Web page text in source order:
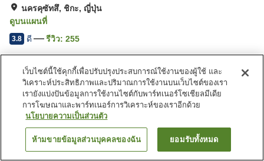
นครคุซัทสึ, ชิกะ, ญี่ปุ่น
ดูบนแผนที่
3.8 ดี รีวิว: 255
สิ่งอำนวยความสะดวกในที่พัก
ที่จอดรถ
ร้านอาหาร
ตู้จำหน่ายอัตโนมัติ
บริการซักผ้า (มีค่าบริการ)
Le Lac Hotel Kusatsu
ค้นหาห้องพัก
เว็บไซต์นี้ใช้คุกกี้เพื่อปรับปรุงประสบการณ์ใช้งานของผู้ใช้ และ
วิเคราะห์ประสิทธิภาพและปริมาณการใช้งานบนเว็บไซต์ของเรา
เรายังแบ่งปันข้อมูลการใช้งานไซต์กับพาร์ทเนอร์โซเชียลมีเดีย
การโฆษณาและพาร์ทเนอร์การวิเคราะห์ของเราอีกด้วย
นโยบายความเป็นส่วนตัว
ห้ามขายข้อมูลส่วนบุคคลของฉัน ยอมรับทั้งหมด